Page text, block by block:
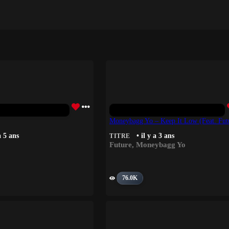
5 ans
Moneybagg Yo – Keep It Low (feat.
TITRE • il y a 3 ans
Future, Moneybagg Yo
76.0K